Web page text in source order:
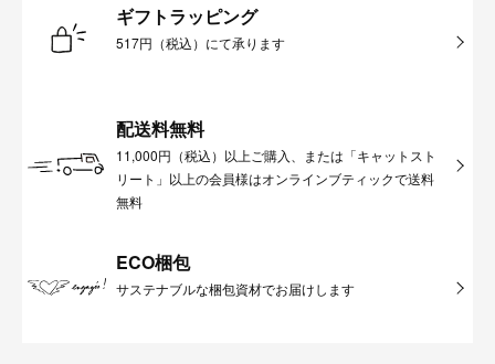
ギフトラッピング
517円（税込）にて承ります
配送料無料
11,000円（税込）以上ご購入、または「キャットスト
リート」以上の会員様はオンラインブティックで送料
無料
ECO梱包
サステナブルな梱包資材でお届けします